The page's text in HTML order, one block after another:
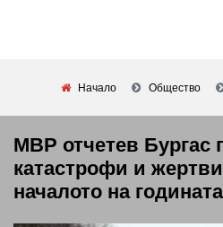
Начало Общество
МВР отчетев Бургас
катастрофи и
началото на годината